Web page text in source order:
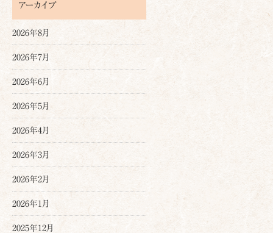
アーカイブ
2026年8月
2026年7月
2026年6月
2026年5月
2026年4月
2026年3月
2026年2月
2026年1月
2025年12月